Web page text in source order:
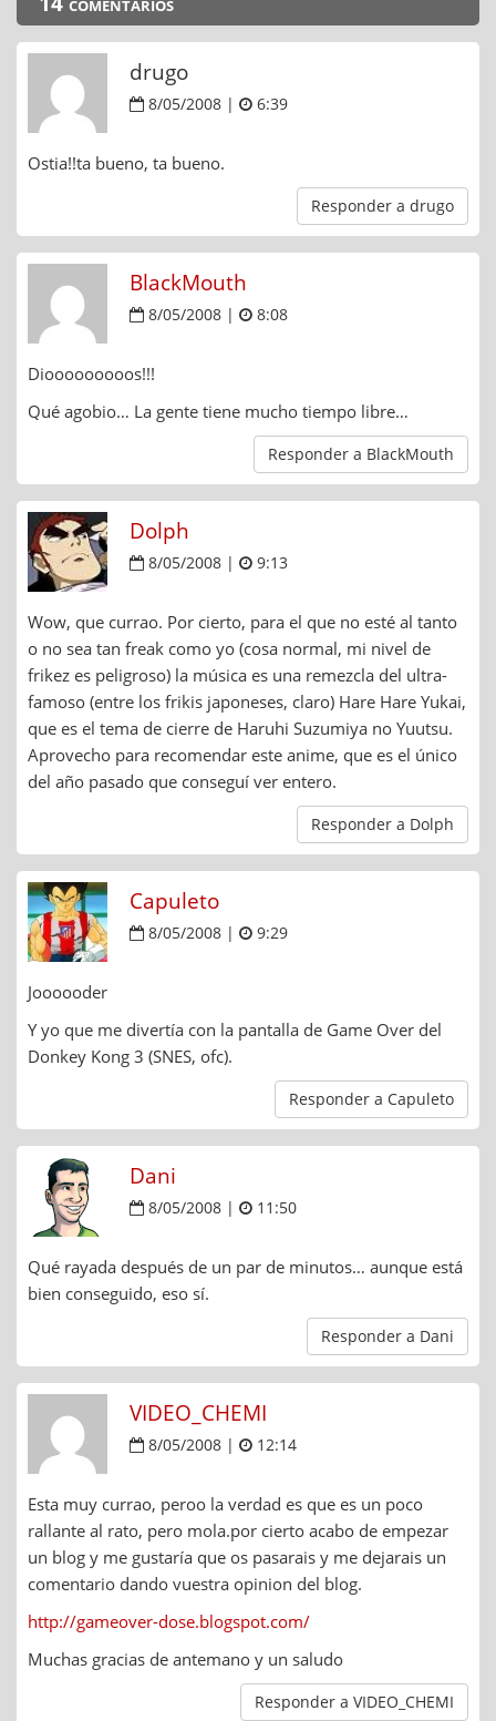
drugo
8/05/2008 | 6:39
Ostia!!ta bueno, ta bueno.
Responder a drugo
BlackMouth
8/05/2008 | 8:08
Diooooooooos!!!
Qué agobio… La gente tiene mucho tiempo libre…
Responder a BlackMouth
Dolph
8/05/2008 | 9:13
Wow, que currao. Por cierto, para el que no esté al tanto
o no sea tan freak como yo (cosa normal, mi nivel de
frikez es peligroso) la música es una remezcla del ultra-
famoso (entre los frikis japoneses, claro) Hare Hare Yukai,
que es el tema de cierre de Haruhi Suzumiya no Yuutsu.
Aprovecho para recomendar este anime, que es el único
del año pasado que conseguí ver entero.
Responder a Dolph
Capuleto
8/05/2008 | 9:29
Joooooder
Y yo que me divertía con la pantalla de Game Over del
Donkey Kong 3 (SNES, ofc).
Responder a Capuleto
Dani
8/05/2008 | 11:50
Qué rayada después de un par de minutos… aunque está
bien conseguido, eso sí.
Responder a Dani
VIDEO_CHEMI
8/05/2008 | 12:14
Esta muy currao, peroo la verdad es que es un poco
rallante al rato, pero mola.por cierto acabo de empezar
un blog y me gustaría que os pasarais y me dejarais un
comentario dando vuestra opinion del blog.
http://gameover-dose.blogspot.com/
Muchas gracias de antemano y un saludo
Responder a VIDEO_CHEMI